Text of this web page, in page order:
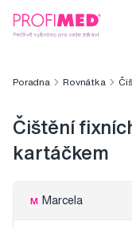
Poradna Rovnátka
Čištění
kartáčkem
M Marcela